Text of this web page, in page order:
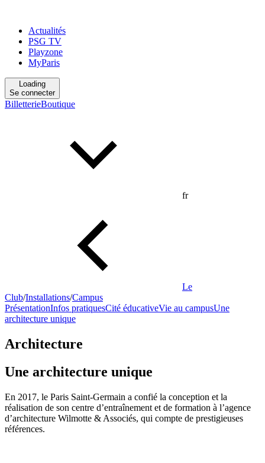
Actualités
PSG TV
Playzone
MyParis
Loading
Se connecter
BilletterieBoutique
fr
Le
Club/Installations/Campus
PrésentationInfos pratiquesCité éducativeVie au campusUne
architecture unique
Architecture
Une architecture unique
En 2017, le Paris Saint-Germain a confié la conception et la
réalisation de son centre d’entraînement et de formation à l’agence
d’architecture Wilmotte & Associés, qui compte de prestigieuses
références.